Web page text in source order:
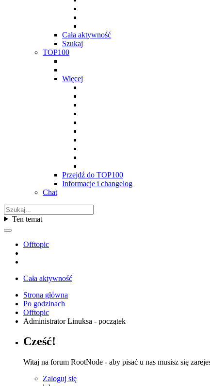
Cała aktywność
Szukaj
TOP100
Więcej
Przejdź do TOP100
Informacje i changelog
Chat
Ten temat
Offtopic
Cała aktywność
Strona główna
Po godzinach
Offtopic
Administrator Linuksa - początek
Cześć!
Witaj na forum RootNode - aby pisać u nas musisz się
Zaloguj się